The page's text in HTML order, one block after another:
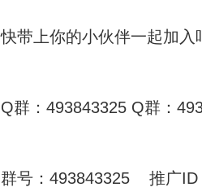
快带上你的小伙伴一起加入
Q群：493843325 Q群：
群号：493843325 推广